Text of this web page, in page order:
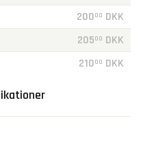
20000 DKK
20500 DKK
21000 DKK